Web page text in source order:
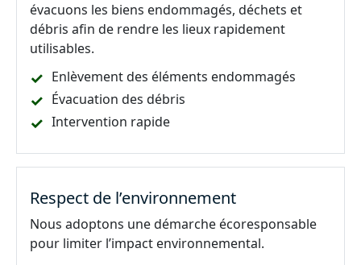
évacuons les biens endommagés, déchets et
débris afin de rendre les lieux rapidement
utilisables.
Enlèvement des éléments endommagés
Évacuation des débris
Intervention rapide
Respect de l’environnement
Nous adoptons une démarche écoresponsable
pour limiter l’impact environnemental.